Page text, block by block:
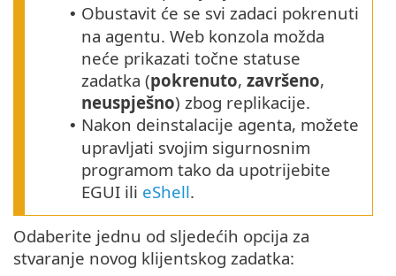
• Obustavit će se svi zadaci pokrenuti
na agentu. Web konzola možda
neće prikazati točne statuse
zadatka (pokrenuto, završeno,
neuspješno) zbog replikacije.
• Nakon deinstalacije agenta, možete
upravljati svojim sigurnosnim
programom tako da upotrijebite
EGUI ili eShell.
Odaberite jednu od sljedećih opcija za
stvaranje novog klijentskog zadatka: